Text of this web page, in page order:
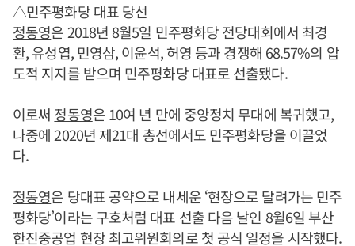
△민주평화당 대표 당선
정동영은 2018년 8월5일 민주평화당 전당대회에서 최경
환, 유성엽, 민영삼, 이윤석, 허영 등과 경쟁해 68.57%의 압
도적 지지를 받으며 민주평화당 대표로 선출됐다.
이로써 정동영은 10여 년 만에 중앙정치 무대에 복귀했고,
나중에 2020년 제21대 총선에서도 민주평화당을 이끌었
다.
정동영은 당대표 공약으로 내세운 ‘현장으로 달려가는 민주
평화당’이라는 구호처럼 대표 선출 다음 날인 8월6일 부산
한진중공업 현장 최고위원회의로 첫 공식 일정을 시작했다.